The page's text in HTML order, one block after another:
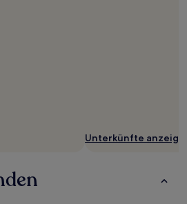
Unterkünfte